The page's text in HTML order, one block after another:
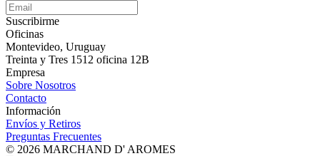
Suscribirme
Oficinas
Montevideo, Uruguay
Treinta y Tres 1512 oficina 12B
Empresa
Sobre Nosotros
Contacto
Información
Envíos y Retiros
Preguntas Frecuentes
© 2026 MARCHAND D' AROMES